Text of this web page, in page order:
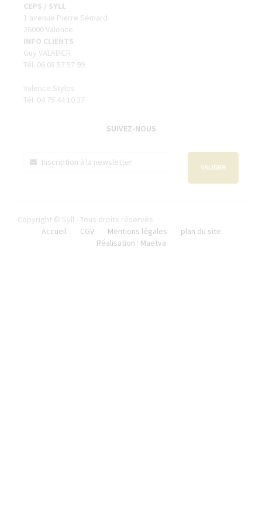
CEPS / SYLL
1 avenue Pierre Sémard
26000 Valence
INFO CLIENTS
Guy VALADIER
Tél. 06 08 57 57 99
Valence Stylos
Tél. 04 75 44 10 37
SUIVEZ-NOUS
VALIDER
Copyright © Syll - Tous droits réservés
Accueil
CGV Mentions légales
plan du site
Réalisation : Maetva